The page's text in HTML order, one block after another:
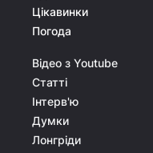
Цікавинки
Погода
Відео з Youtube
Статті
Інтерв'ю
Думки
Лонгріди